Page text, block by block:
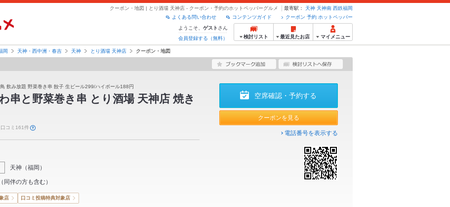
クーポン・地図 | とり酒場 天神店 - クーポン・予約のホットペッパーグルメ 最寄駅： 天神 天神南 西鉄福岡
クーポン 予約 ホットペッパー
コンテンツガイド
よくある問い合わせ
ようこそ、 ゲスト さん
会員登録する（無料）
検討リスト 最近見たお店 マイメニュー
岡 天神・西中洲・春吉 天神 とり酒場 天神店 クーポン・地図
飲み放題 野菜巻き串 餃子 生ビール299/ハイボール188円
串と野菜巻き串 とり酒場 天神店 焼き
口コミ161件
天神 （福岡 ）
伴の方も含む）
空席確認・予約する
クーポンを見る
電話番号を表示する
店 口コミ投稿特典対象店